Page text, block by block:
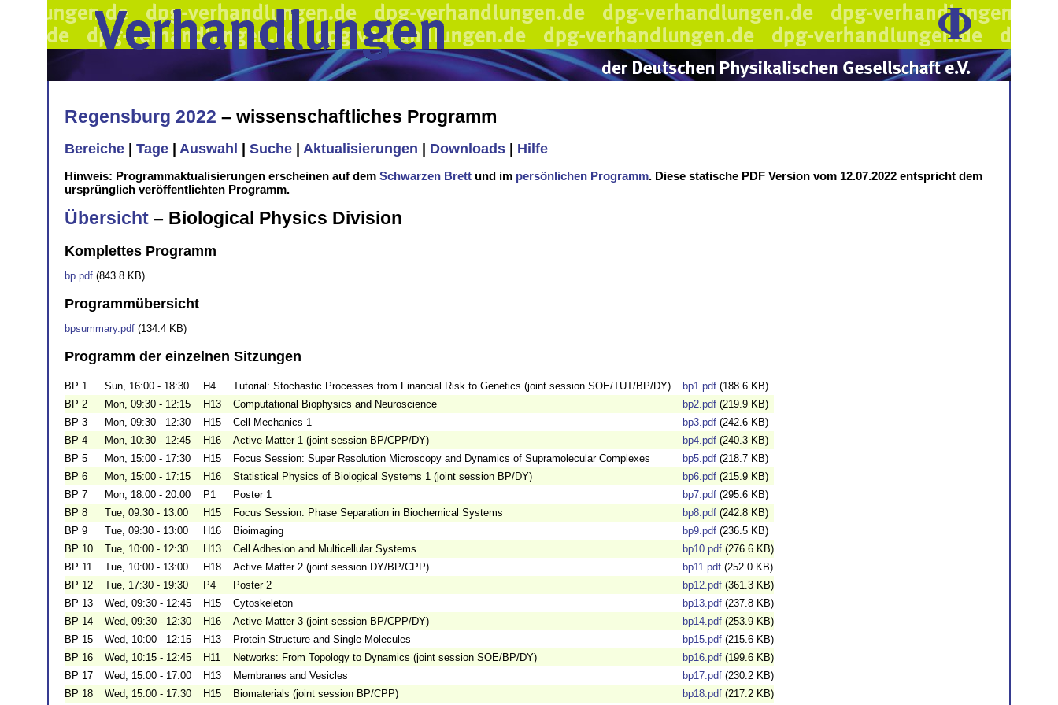
Regensburg 2022 – wissenschaftliches Programm
Bereiche Tage Auswahl Suche Aktualisierungen Downloads Hilfe
Hinweis: Programmaktualisierungen erscheinen auf dem Schwarzen Brett und im persönlichen Programm. Diese statische PDF Version vom 12.07.2022 entspricht dem
ursprünglich veröffentlichten Programm.
Übersicht – Biological Physics Division
Komplettes Programm
bp.pdf (843.8 KB)
Programmübersicht
bpsummary.pdf (134.4 KB)
Programm der einzelnen Sitzungen
BP 1 Sun, 16:00 - 18:30 H4 Tutorial: Stochastic Processes from Financial Risk to Genetics (joint session SOE/TUT/BP/DY) bp1.pdf (188.6 KB)
BP 2
Mon, 09:30 - 12:15 H13 Computational Biophysics and Neuroscience bp2.pdf (219.9 KB)
BP 3
Mon, 09:30 - 12:30 H15 Cell Mechanics 1 bp3.pdf (242.6 KB)
BP 4
Mon, 10:30 - 12:45 H16 Active Matter 1 (joint session BP/CPP/DY) bp4.pdf (240.3 KB)
BP 5
Mon, 15:00 - 17:30 H15 Focus Session: Super Resolution Microscopy and Dynamics of Supramolecular Complexes bp5.pdf (218.7 KB)
BP 6
Mon, 15:00 - 17:15 H16 Statistical Physics of Biological Systems 1 (joint session BP/DY) bp6.pdf (215.9 KB)
BP 7
Mon, 18:00 - 20:00 P1 Poster 1 bp7.pdf (295.6 KB)
BP 8
Tue, 09:30 - 13:00 H15 Focus Session: Phase Separation in Biochemical Systems bp8.pdf (242.8 KB)
BP 9
Tue, 09:30 - 13:00 H16 Bioimaging bp9.pdf (236.5 KB)
BP 10
Tue, 10:00 - 12:30 H13 Cell Adhesion and Multicellular Systems bp10.pdf (276.6 KB)
BP 11
Tue, 10:00 - 13:00 H18 Active Matter 2 (joint session DY/BP/CPP) bp11.pdf (252.0 KB)
BP 12
Tue, 17:30 - 19:30 P4 Poster 2 bp12.pdf (361.3 KB)
BP 13
Wed, 09:30 - 12:45 H15 Cytoskeleton bp13.pdf (237.8 KB)
BP 14
Wed, 09:30 - 12:30 H16 Active Matter 3 (joint session BP/CPP/DY) bp14.pdf (253.9 KB)
BP 15
Wed, 10:00 - 12:15 H13 Protein Structure and Single Molecules bp15.pdf (215.6 KB)
BP 16
Wed, 10:15 - 12:45 H11 Networks: From Topology to Dynamics (joint session SOE/BP/DY) bp16.pdf (199.6 KB)
BP 17
Wed, 15:00 - 17:00 H13 Membranes and Vesicles bp17.pdf (230.2 KB)
BP 18
Wed, 15:00 - 17:30 H15 Biomaterials (joint session BP/CPP) bp18.pdf (217.2 KB)